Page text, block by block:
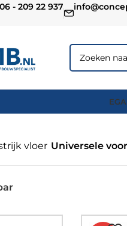
06 - 209 22 937
vloer Universele